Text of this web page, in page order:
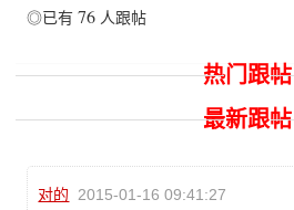
◎已有 76 人跟帖
热门跟帖
最新跟帖
对的 2015-01-16 09:41:27